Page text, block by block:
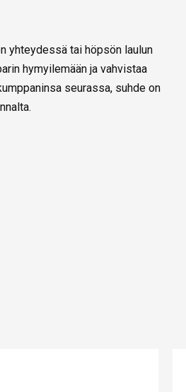
yhteydessä tai höpsön laulun
hymyilemään ja vahvistaa
seurassa, suhde on